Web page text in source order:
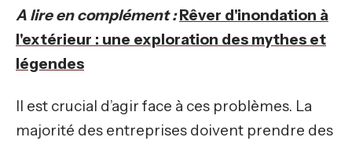
A lire en complément : Rêver d'inondation à
l'extérieur : une exploration des mythes et
légendes
Il est crucial d’agir face à ces problèmes. La
majorité des entreprises doivent prendre des